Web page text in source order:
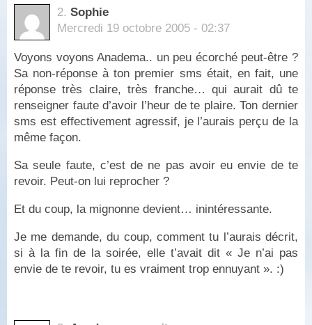
2. Sophie
Mercredi 19 octobre 2005 - 02:37
Voyons voyons Anadema.. un peu écorché peut-être ?
Sa non-réponse à ton premier sms était, en fait, une
réponse très claire, très franche… qui aurait dû te
renseigner faute d’avoir l’heur de te plaire. Ton dernier
sms est effectivement agressif, je l’aurais perçu de la
même façon.
Sa seule faute, c’est de ne pas avoir eu envie de te
revoir. Peut-on lui reprocher ?
Et du coup, la mignonne devient… inintéressante.
Je me demande, du coup, comment tu l’aurais décrit,
si à la fin de la soirée, elle t’avait dit « Je n’ai pas
envie de te revoir, tu es vraiment trop ennuyant ». :)